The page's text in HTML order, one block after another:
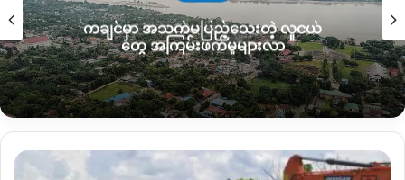
တာအိုမြို့နယ်EPCရုံးမှ အမျိုးသားတစ်ဦးက ဆက်ပြောပါတယ်။
လျှပ်စစ်မီးရက်ရှည် ပြတ်တောက်လာပါက အဓိကအားဖြ
င့် လျှပ်စစ်မီးကိုအားကိုးနေရတဲ့Stalink wifiဖွင့်ထားတဲ့ဆိုင်တွေ၊
ရေခဲသေတ္တာအသုံးပြုရတဲ့စားသောက်ဆိုင်တွေ၊Beauty Salonဆိုင်
အခက်အခဲလာမှာဖြစ်ကြောင်း
Starlink wifiဆိုင် ဖွင့်ထား
ကချင်မှာ အသက်မပြည့်သေးတဲ့ လူငယ်
တွေ အကြမ်းဖက်မှုများလာ
ရာ